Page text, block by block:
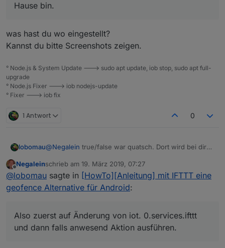
Hause bin.
was hast du wo eingestellt?
Kannst du bitte Screenshots zeigen.
° Node.js & System Update ---> sudo apt update, iob stop, sudo apt full-
upgrade
° Node.js Fixer ---> iob nodejs-update
° Fixer ---> iob fix
1 Antwort 0
lobomau@Negalein true/false war quatsch. Dort wird bei dir
getriggert werden.
Also zuerst auf Änderung von iot. 0.services.ifttt und
dann falls anwesend Aktion ausführen.
Offline
Negaleinschrieb am 19. März 2019, 07:27
zuletzt editiert von
@lobomau sagte in [HowTo][Anleitung] mit IFTTT eine
geofence Alternative für Android:
Also zuerst auf Änderung von iot. 0.services.ifttt
und dann falls anwesend Aktion ausführen.